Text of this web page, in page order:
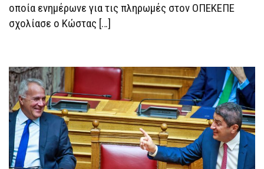
οποία ενημέρωνε για τις πληρωμές στον ΟΠΕΚΕΠΕ
σχολίασε ο Κώστας […]